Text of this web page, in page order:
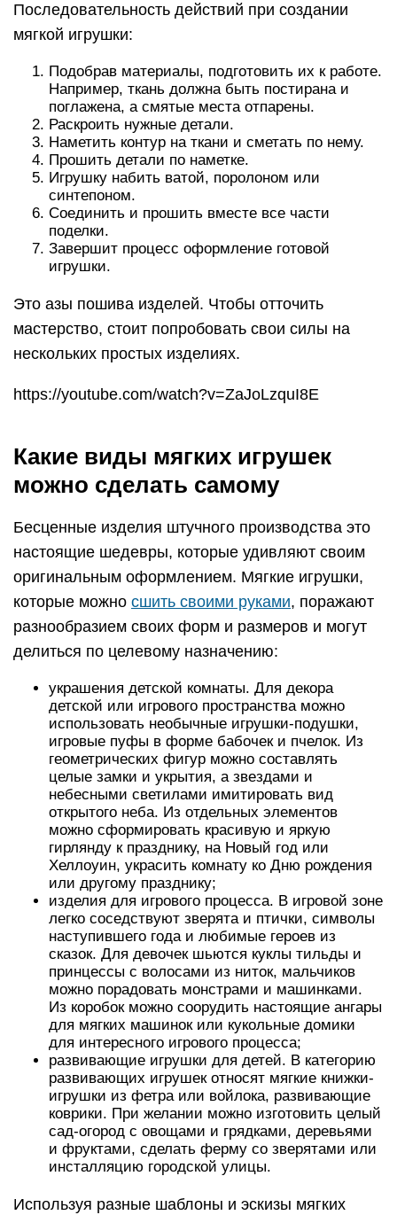
Последовательность действий при создании
мягкой игрушки:
Подобрав материалы, подготовить их к работе.
Например, ткань должна быть постирана и
поглажена, а смятые места отпарены.
Раскроить нужные детали.
Наметить контур на ткани и сметать по нему.
Прошить детали по наметке.
Игрушку набить ватой, поролоном или
синтепоном.
Соединить и прошить вместе все части
поделки.
Завершит процесс оформление готовой
игрушки.
Это азы пошива изделей. Чтобы отточить
мастерство, стоит попробовать свои силы на
нескольких простых изделиях.
https://youtube.com/watch?v=ZaJoLzquI8E
Какие виды мягких игрушек
можно сделать самому
Бесценные изделия штучного производства это
настоящие шедевры, которые удивляют своим
оригинальным оформлением. Мягкие игрушки,
которые можно сшить своими руками, поражают
разнообразием своих форм и размеров и могут
делиться по целевому назначению:
украшения детской комнаты. Для декора
детской или игрового пространства можно
использовать необычные игрушки-подушки,
игровые пуфы в форме бабочек и пчелок. Из
геометрических фигур можно составлять
целые замки и укрытия, а звездами и
небесными светилами имитировать вид
открытого неба. Из отдельных элементов
можно сформировать красивую и яркую
гирлянду к празднику, на Новый год или
Хеллоуин, украсить комнату ко Дню рождения
или другому празднику;
изделия для игрового процесса. В игровой зоне
легко соседствуют зверята и птички, символы
наступившего года и любимые героев из
сказок. Для девочек шьются куклы тильды и
принцессы с волосами из ниток, мальчиков
можно порадовать монстрами и машинками.
Из коробок можно соорудить настоящие ангары
для мягких машинок или кукольные домики
для интересного игрового процесса;
развивающие игрушки для детей. В категорию
развивающих игрушек относят мягкие книжки-
игрушки из фетра или войлока, развивающие
коврики. При желании можно изготовить целый
сад-огород с овощами и грядками, деревьями
и фруктами, сделать ферму со зверятами или
инсталляцию городской улицы.
Используя разные шаблоны и эскизы мягких